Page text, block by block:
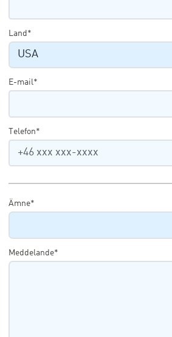
Land*
E-mail*
Telefon*
Ämne*
Meddelande*